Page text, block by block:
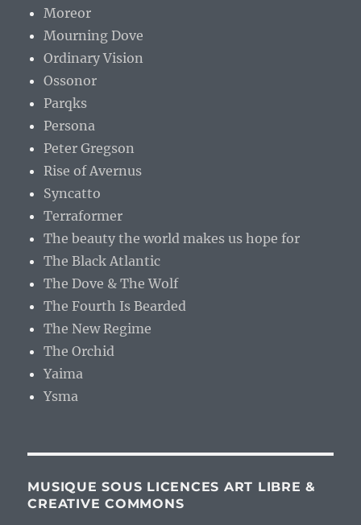
Moreor
Mourning Dove
Ordinary Vision
Ossonor
Parqks
Persona
Peter Gregson
Rise of Avernus
Syncatto
Terraformer
The beauty the world makes us hope for
The Black Atlantic
The Dove & The Wolf
The Fourth Is Bearded
The New Regime
The Orchid
Yaima
Ysma
MUSIQUE SOUS LICENCES ART LIBRE &
CREATIVE COMMONS